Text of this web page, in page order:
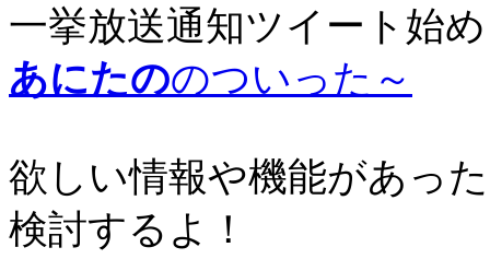
一挙放送通知ツイート始
あにたののついった～
欲しい情報や機能があっ
検討するよ！